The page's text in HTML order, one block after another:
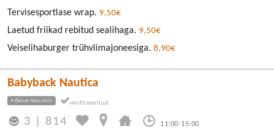
Tervisesportlase wrap. 9,50€
Laetud friikad rebitud sealihaga. 9,50€
Veiselihaburger trühvlimajoneesiga. 8,90€
Babyback Nautica
PÕHJA-TALLINN
3 814 11:00-15:00